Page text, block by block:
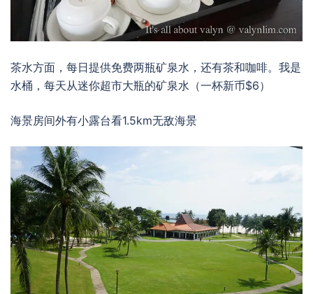
茶水方面，每日提供免费两瓶矿泉水，还有茶和咖啡。我是
水桶，每天从迷你超市大瓶的矿泉水（一杯新币$6）
海景房间外有小露台看1.5km无敌海景